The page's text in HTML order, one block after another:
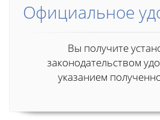
Официальное
Вы получите
законодательством
указанием